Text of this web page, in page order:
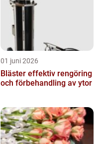
01 juni 2026
Bläster effektiv rengöring
och förbehandling av ytor